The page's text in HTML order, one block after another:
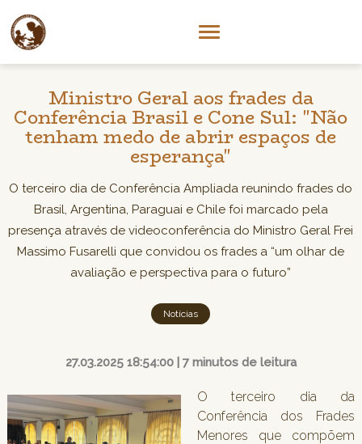
Ministro Geral aos frades da
Conferência Brasil e Cone Sul: "Não
tenham medo de abrir espaços de
esperança"
O terceiro dia de Conferência Ampliada reunindo frades do
Brasil, Argentina, Paraguai e Chile foi marcado pela
presença através de videoconferência do Ministro Geral Frei
Massimo Fusarelli que convidou os frades a “um olhar de
avaliação e perspectiva para o futuro”
Notícias
27.03.2025 18:54:00 | 7 minutos de leitura
O terceiro dia da
Conferência dos Frades
Menores que compõem